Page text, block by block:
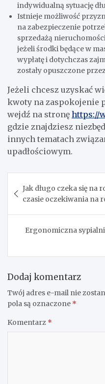
indywidualną sytuację
Istnieje możliwość
na zabezpieczenie
sprzedażą
jeżeli środki będące w
wypłatę i dotychczas
zostały opuszczone
Jeżeli chcesz uzyskać
kwoty na zaspokojenie
wejdź na stronę https://
gdzie znajdziesz
innych tematach
upadłościowym.
wpisu
Jak długo czeka się na
czasie oczekiwania na
Ergonomiczna
Dodaj komentarz
Twój adres e-mail nie
pola są oznaczone *
Komentarz *